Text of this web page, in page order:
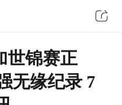
世锦赛正
无缘纪录 7